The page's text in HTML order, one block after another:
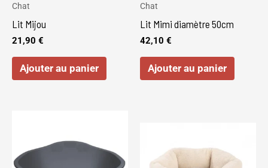
Chat
Lit Mijou
21,90 €
Ajouter au panier
Chat
Lit Mimi diamètre 50cm
42,10 €
Ajouter au panier